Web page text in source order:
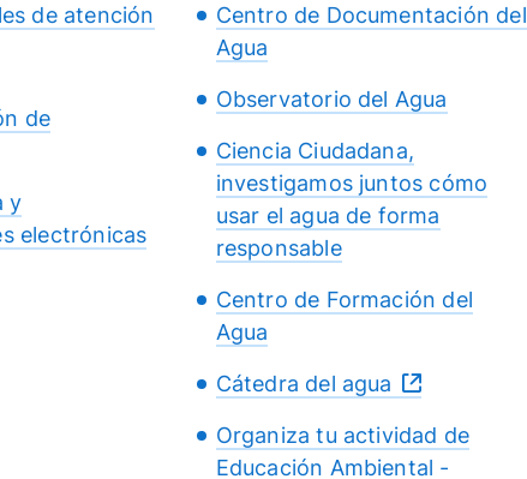
de atención
de
y
electrónicas
Centro de Documentación del
Agua
Observatorio del Agua
Ciencia Ciudadana,
investigamos juntos cómo
usar el agua de forma
responsable
Centro de Formación del
Agua
Cátedra del agua
Organiza tu actividad de
Educación Ambiental -